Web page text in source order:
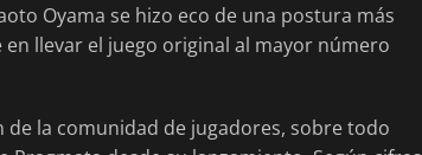
Oyama se hizo eco de una postura más
llevar el juego original al mayor número
la comunidad de jugadores, sobre todo